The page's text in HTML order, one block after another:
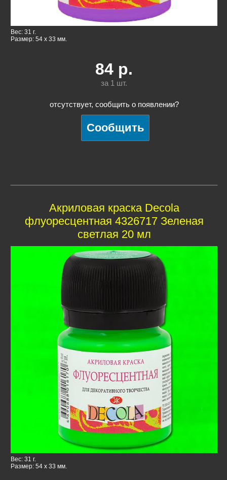
Вес: 31 г.
Размер: 54 x 33 мм.
84 р.
за 1 шт.
отсутствует, сообщить о появлении?
Акриловая краска Decola
флуоресцентная 4326717 Зеленая
светлая 20 мл
Вес: 31 г.
Размер: 54 x 33 мм.